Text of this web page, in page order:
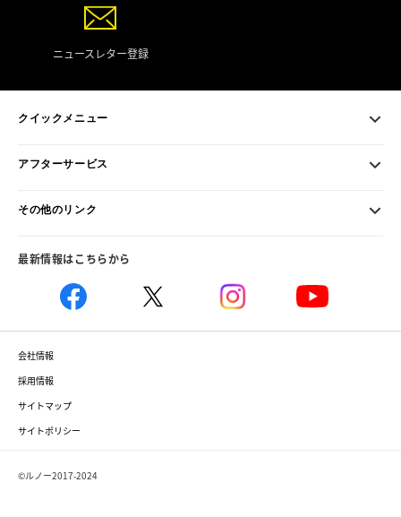
ニュースレター登録
クイックメニュー
アフターサービス
その他のリンク
最新情報はこちらから
会社情報
採用情報
サイトマップ
サイトポリシー
©ルノー2017-2024